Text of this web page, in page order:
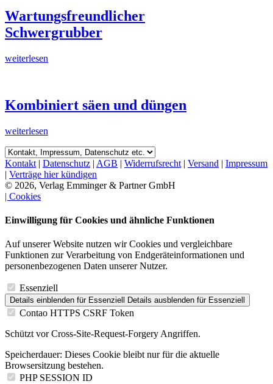
Wartungsfreundlicher
Schwergrubber
weiterlesen
Kombiniert säen und düngen
weiterlesen
Kontakt | Datenschutz | AGB | Widerrufsrecht | Versand | Impressum
| Verträge hier kündigen
© 2026, Verlag Emminger & Partner GmbH
| Cookies
Einwilligung für Cookies und ähnliche Funktionen
Auf unserer Website nutzen wir Cookies und vergleichbare
Funktionen zur Verarbeitung von Endgeräteinformationen und
personenbezogenen Daten unserer Nutzer.
Essenziell
Details einblenden für Essenziell Details ausblenden für Essenziell
Contao HTTPS CSRF Token
Schützt vor Cross-Site-Request-Forgery Angriffen.
Speicherdauer: Dieses Cookie bleibt nur für die aktuelle
Browsersitzung bestehen.
PHP SESSION ID